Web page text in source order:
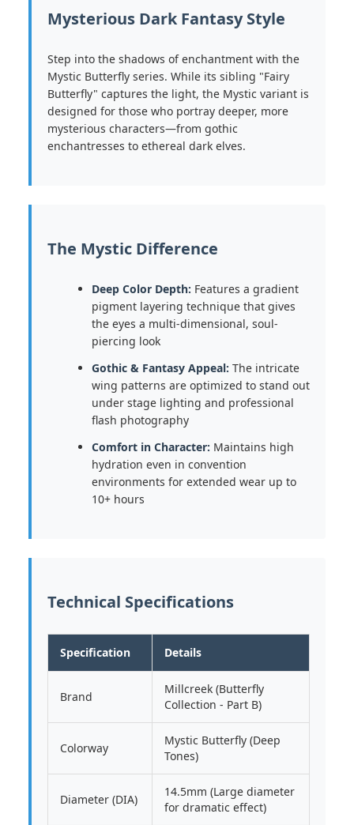
Mysterious Dark Fantasy Style
Step into the shadows of enchantment with the
Mystic Butterfly series. While its sibling "Fairy
Butterfly" captures the light, the Mystic variant is
designed for those who portray deeper, more
mysterious characters—from gothic
enchantresses to ethereal dark elves.
The Mystic Difference
Deep Color Depth: Features a gradient
pigment layering technique that gives
the eyes a multi-dimensional, soul-
piercing look
Gothic & Fantasy Appeal: The intricate
wing patterns are optimized to stand out
under stage lighting and professional
flash photography
Comfort in Character: Maintains high
hydration even in convention
environments for extended wear up to
10+ hours
Technical Specifications
Specification Details
Brand
Millcreek (Butterfly
Collection - Part B)
Colorway
Mystic Butterfly (Deep
Tones)
Diameter (DIA)
14.5mm (Large diameter
for dramatic effect)